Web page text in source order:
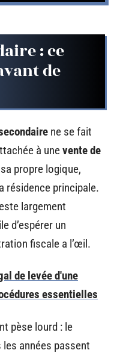
: ce
de
ne se fait
à unevente de
propre logique,
résidence principale.
largement
d’espérer un
fiscale a l’œil.
de levée d'une
essentielles
pèse lourd : le
les années passent